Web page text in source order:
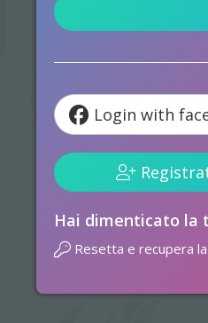
Login with
Hai dimenticato la
Resetta e recupera